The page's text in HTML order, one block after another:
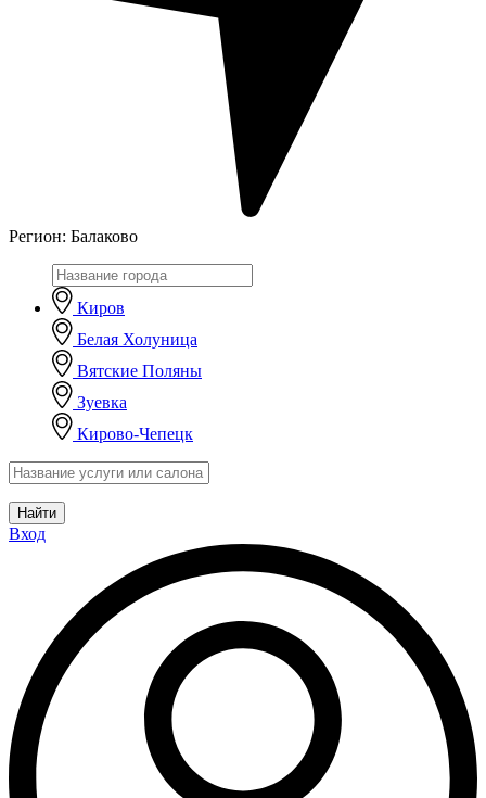
Регион: Балаково
Киров
Белая Холуница
Вятские Поляны
Зуевка
Кирово-Чепецк
Найти
Вход